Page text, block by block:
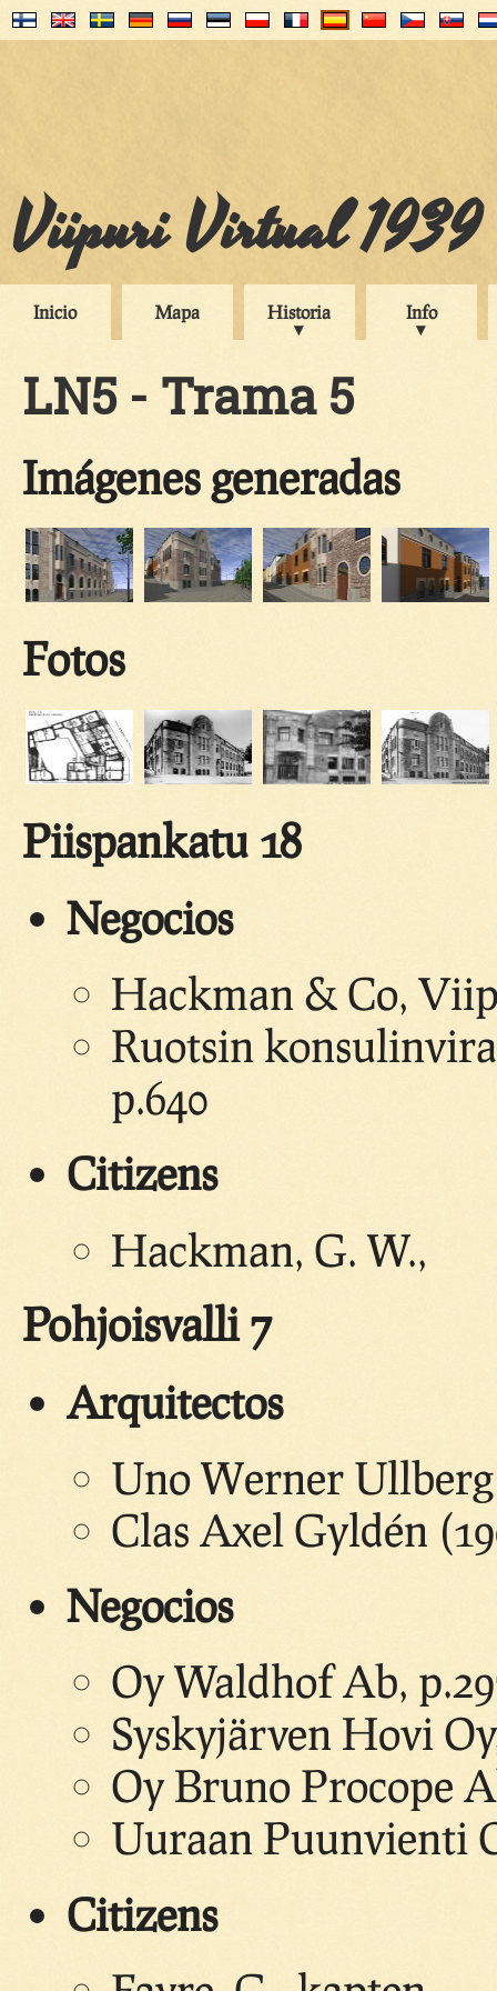
Viipuri Virtual 1939
Inicio Mapa Historia Info
LN5 - Trama 5
Imágenes generadas
Fotos
Piispankatu 18
Negocios
Hackman & Co,
Ruotsin
p.640
Citizens
Hackman, G. W.,
Pohjoisvalli 7
Arquitectos
Uno Werner Ullberg
Clas Axel Gyldén
Negocios
Oy Waldhof Ab,
Syskyjärven Hovi
Oy Bruno Procope
Uuraan Puunvienti
Citizens